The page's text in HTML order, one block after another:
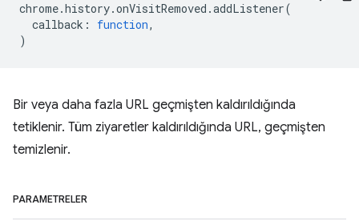
chrome.history.onVisitRemoved .addListener(
callback : function,
)
Bir veya daha fazla URL geçmişten kaldırıldığında
tetiklenir. Tüm ziyaretler kaldırıldığında URL, geçmişten
temizlenir.
PARAMETRELER